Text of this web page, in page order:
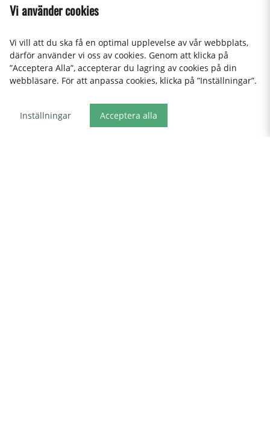
SOLEX
Karina Bordskniv, 208 mm -
Solex
52:-
Vi använder cookies
Vi vill att du ska få en optimal upplevelse av vår webbplats,
därför använder vi oss av cookies. Genom att klicka på
”Acceptera Alla”, accepterar du lagring av cookies på din
webbläsare. För att anpassa cookies, klicka på ”Inställningar”.
Inställningar Acceptera alla